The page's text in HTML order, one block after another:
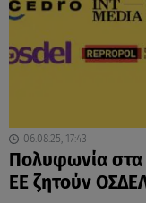
06.08.25, 17:43
Πολυφωνία
EE ζητούν